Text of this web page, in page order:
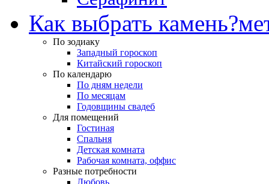
Как выбрать камень?
По зодиаку
Западный гороскоп
Китайский гороскоп
По календарю
По дням недели
По месяцам
Годовщины свадеб
Для помещений
Гостиная
Спальня
Детская комната
Рабочая комната, оффис
Разные потребности
Любовь